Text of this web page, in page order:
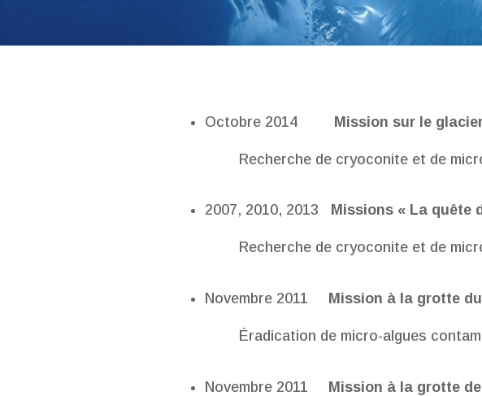
Octobre 2014 Mission sur le
Recherche de cryoconite et de
2007, 2010, 2013 Missions « La quête
Recherche de cryoconite et de
Novembre 2011 Mission à la grotte du
Éradication de micro-algues
Novembre 2011 Mission à la grotte